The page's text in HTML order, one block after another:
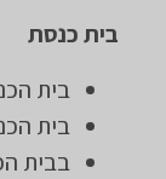
בית כנסת
בית
בית הכנסת
בבית